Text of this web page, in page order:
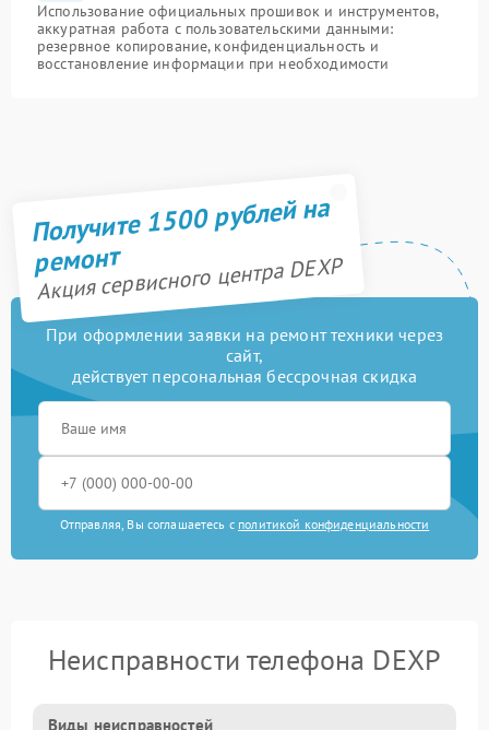
Использование официальных прошивок и инструментов,
аккуратная работа с пользовательскими данными:
резервное копирование, конфиденциальность и
восстановление информации при необходимости
Получите 1500 рублей на
ремонт
Акция сервисного центра DEXP
При оформлении заявки на ремонт техники через
сайт,
действует персональная бессрочная скидка
Отправляя, Вы соглашаетесь с политикой конфиденциальности
Неисправности телефона DEXP
Виды неисправностей